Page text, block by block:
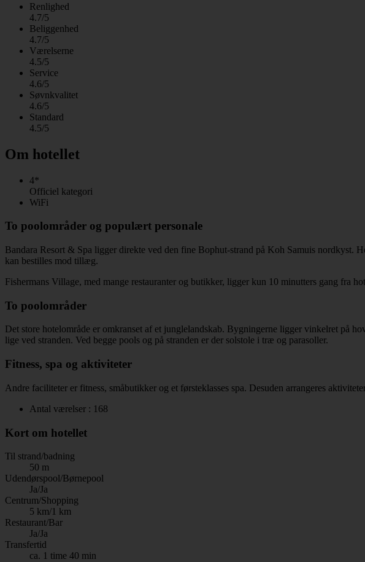
Renlighed
4.7/5
Beliggenhed
4.7/5
Værelserne
4.5/5
Service
4.6/5
Søvnkvalitet
4.6/5
Standard
4.5/5
Om hotellet
4*
Officiel kategori
WiFi
To poolområder og populært personale
Bandara Resort & Spa ligger direkte ved den fine Bophut-strand på Koh Samuis nordkyst.
kan bestilles mod tillæg.
Fishermans Village, med mange restauranter og butikker, ligger kun 10 minutters gang fra
To poolområder
Det store hotelområde er omkranset af et junglelandskab. Bygningerne ligger vinkelret på
lige ved stranden. Ved begge pools og på stranden er der solstole i træ og parasoller.
Fitness, spa og aktiviteter
Andre faciliteter er fitness, småbutikker og et førsteklasses spa. Desuden arrangeres
Antal værelser : 168
Kort om hotellet
Til strand/badning
50 m
Udendørspool/Børnepool
Ja/Ja
Centrum/Shopping
5 km/1 km
Restaurant/Bar
Ja/Ja
Transfertid
ca. 1 time 40 min